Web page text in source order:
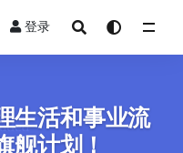
登录
生活和事业流
舰计划！